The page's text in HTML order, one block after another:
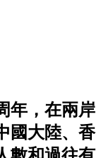
年，在兩岸
國大陸、香